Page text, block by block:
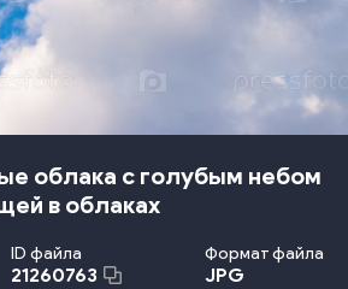
облака с голубым небом
в облаках
ID файла
21260763
Формат файла
JPG